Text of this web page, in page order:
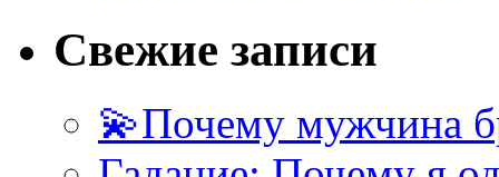
Свежие записи
💫Почему мужчина